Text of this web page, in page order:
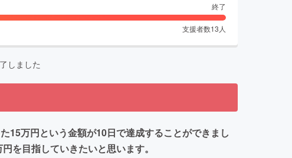
終了
支援者数13 人
しました
15万円という金額が10日で達成することができまし
を目指していきたいと思います。